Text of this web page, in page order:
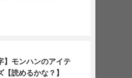
】モンハンのアイテ
【読めるかな？】